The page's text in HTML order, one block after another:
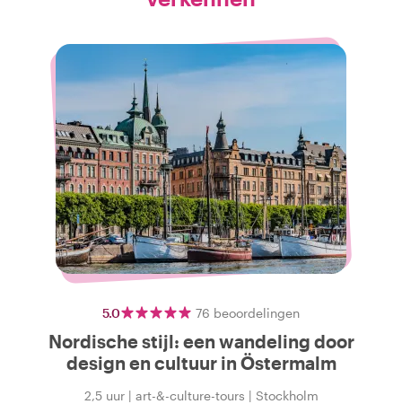
5.0 76 beoordelingen
Nordische stijl: een wandeling door
design en cultuur in Östermalm
2,5 uur| art-&-culture-tours | Stockholm